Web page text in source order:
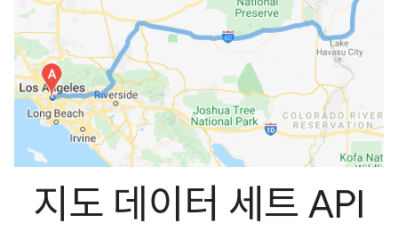
지도 데이터 세트 API